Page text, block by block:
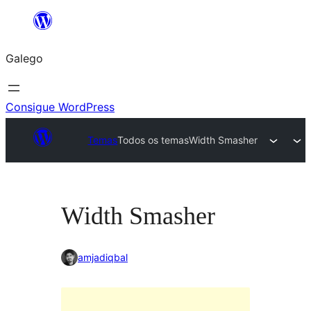
Saltar
contido
Galego
Consigue WordPress
TemasTodos os temasWidth Smasher
Width Smasher
amjadiqbal